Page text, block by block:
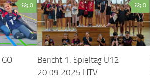
0 0
Bericht 1. Spieltag U12
20.09.2025 HTV